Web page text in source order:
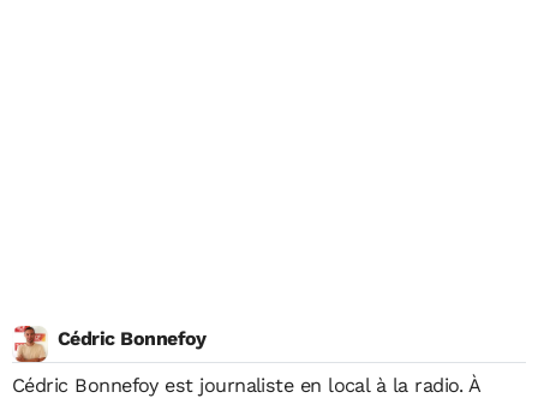
Cédric Bonnefoy
Cédric Bonnefoy est journaliste en local à la radio. À